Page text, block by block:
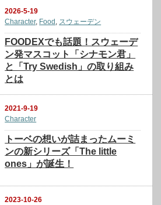
2026-5-19
Character, Food スウェーデン
FOODEXでも話題！スウェーデ
ン発マスコット「シナモン君」
と「Try Swedish」の取り組み
とは
2021-9-19
Character
トーベの想いが詰まったムーミ
ンの新シリーズ「The little
ones」が誕生！
2023-10-26